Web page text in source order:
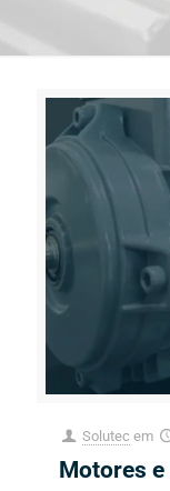
Solutec em
Motores